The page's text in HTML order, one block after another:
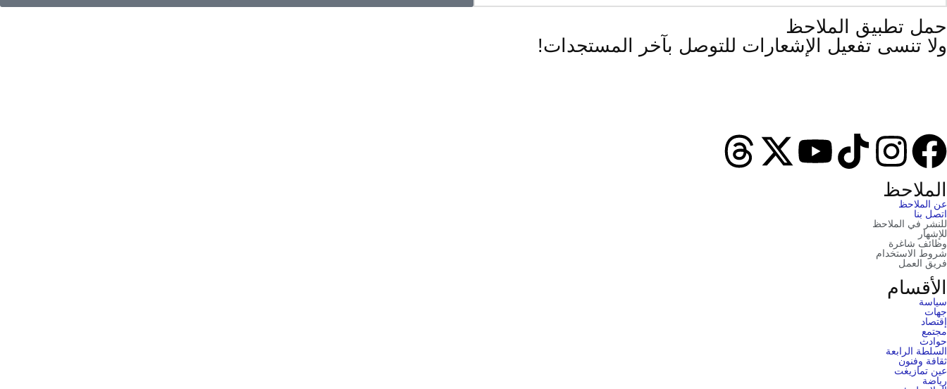
‫حمل تطبيق الملاحظ
ولا تنسى تفعيل الإشعارات للتوصل بآخر المستجدات!
الملاحظ
عن الملاحظ
اتصل بنا
للنشر في الملاحظ
للإشهار
وظائف شاغرة
شروط الاستخدام
فريق العمل
الأقسام
سياسة
جهات
إقتصاد
مجتمع
حوادث
السلطة الرابعة
ثقافة وفنون
عين تمازيغت
رياضة